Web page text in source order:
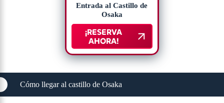
Entrada al Castillo de
Osaka
¡RESERVA
AHORA!
Cómo llegar al castillo de Osaka